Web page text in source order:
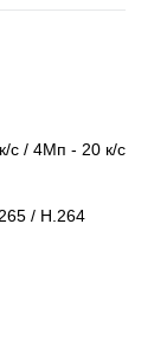
с / 4Мп - 20 к/с
/ H.264